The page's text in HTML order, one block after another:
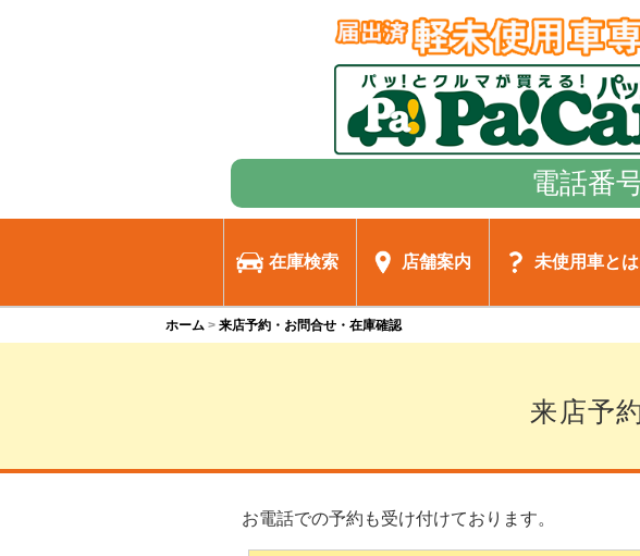
電話番
在庫検索 店舗案内 未使用車とは
ホーム 来店予約・お問合せ・在庫確認
来店予
お電話での予約も受け付けております。